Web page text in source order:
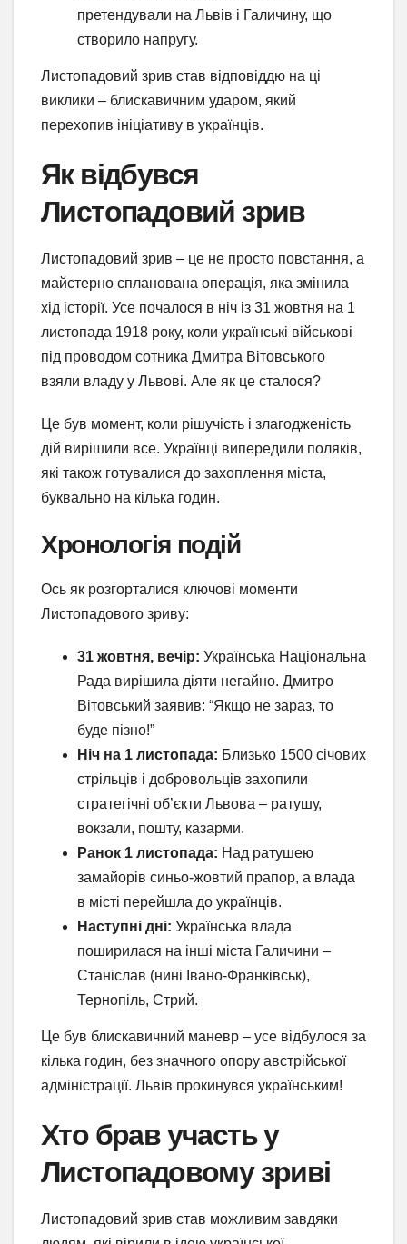
претендували на Львів і Галичину, що
створило напругу.
Листопадовий зрив став відповіддю на ці
виклики – блискавичним ударом, який
перехопив ініціативу в українців.
Як відбувся
Листопадовий зрив
Листопадовий зрив – це не просто повстання, а
майстерно спланована операція, яка змінила
хід історії. Усе почалося в ніч із 31 жовтня на 1
листопада 1918 року, коли українські військові
під проводом сотника Дмитра Вітовського
взяли владу у Львові. Але як це сталося?
Це був момент, коли рішучість і злагодженість
дій вирішили все. Українці випередили поляків,
які також готувалися до захоплення міста,
буквально на кілька годин.
Хронологія подій
Ось як розгорталися ключові моменти
Листопадового зриву:
31 жовтня, вечір: Українська Національна
Рада вирішила діяти негайно. Дмитро
Вітовський заявив: “Якщо не зараз, то
буде пізно!”
Ніч на 1 листопада: Близько 1500 січових
стрільців і добровольців захопили
стратегічні об’єкти Львова – ратушу,
вокзали, пошту, казарми.
Ранок 1 листопада: Над ратушею
замайорів синьо-жовтий прапор, а влада
в місті перейшла до українців.
Наступні дні: Українська влада
поширилася на інші міста Галичини –
Станіслав (нині Івано-Франківськ),
Тернопіль, Стрий.
Це був блискавичний маневр – усе відбулося за
кілька годин, без значного опору австрійської
адміністрації. Львів прокинувся українським!
Хто брав участь у
Листопадовому зриві
Листопадовий зрив став можливим завдяки